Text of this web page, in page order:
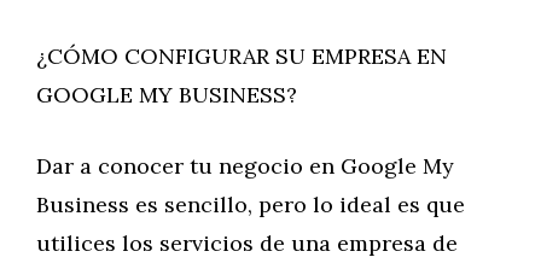
¿CÓMO CONFIGURAR SU EMPRESA EN
GOOGLE MY BUSINESS?
Dar a conocer tu negocio en Google My
Business es sencillo, pero lo ideal es que
utilices los servicios de una empresa de